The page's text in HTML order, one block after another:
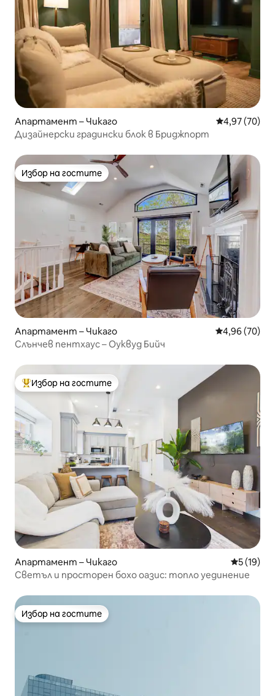
Апартамент – Чикаго Средна
4,97 (70)
Дизайнерски градински блок в Бриджпорт
Избор на гостите
Избор на гостите
Апартамент – Чикаго Средна
4,96 (70)
Слънчев пентхаус – Оуквуд Бийч
Най-популярен избор на гостите
Избор на гостите
Апартамент – Чикаго Средна
5 (19)
Светъл и просторен бохо оазис: топло уединение
Избор на гостите
Избор на гостите